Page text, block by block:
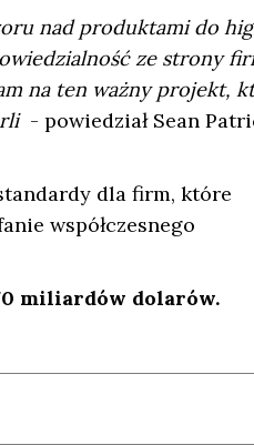
nad produktami do
ze strony
na ten ważny projekt,
- powiedział Sean
dla firm, które
współczesnego
miliardów dolarów.